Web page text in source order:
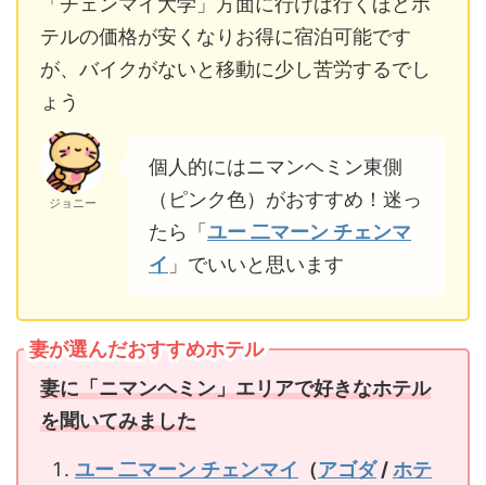
テルの価格が安くなりお得に宿泊可能です
が、バイクがないと移動に少し苦労するでし
ょう
ジョニー
個人的にはニマンヘミン東側
（ピンク色）がおすすめ！迷っ
たら「 ユー 二マーン チェンマ
イ 」でいいと思います
妻が選んだおすすめホテル
妻に「ニマンヘミン」エリアで好きなホテル
を聞いてみました
ユー 二マーン チェンマイ （アゴダ/ホテ